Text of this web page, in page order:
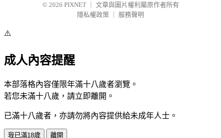
© 2026 PIXNET
文章與圖片權利屬原作者所有
隱私權政策
服務聲明
⚠️
成人內容提醒
本部落格內容僅限年滿十八歲者瀏覽。
若您未滿十八歲，請立即離開。
已滿十八歲者，亦請勿將內容提供給未成年人士。
我已滿18歲 離開